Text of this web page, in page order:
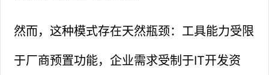
然而，这种模式存在天然瓶颈：工具能力受限
于厂商预置功能，企业需求受制于IT开发资